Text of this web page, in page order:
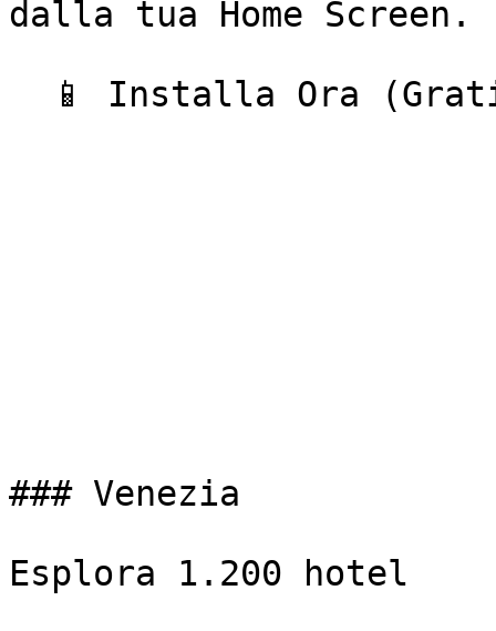
dalla tua Home Screen.
### Venezia
Esplora 1.200 hotel